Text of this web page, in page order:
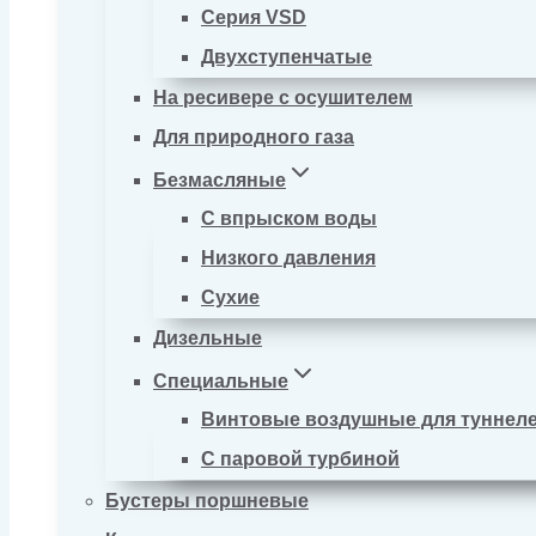
Серия VSD
Двухступенчатые
На ресивере с осушителем
Для природного газа
Безмасляные
С впрыском воды
Низкого давления
Сухие
Дизельные
Специальные
Винтовые воздушные для
С паровой турбиной
Бустеры поршневые